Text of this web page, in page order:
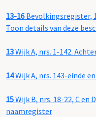
13-16 Bevolkingsregister,
Toon details van deze
13Wijk A, nrs. 1-142.
14Wijk A, nrs. 143-einde
15Wijk B, nrs. 18-22, C en
naamregister